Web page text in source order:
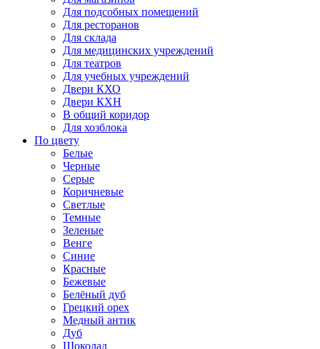
Для подсобных помещений
Для ресторанов
Для склада
Для медицинских учреждений
Для театров
Для учебных учреждений
Двери КХО
Двери КХН
В общий коридор
Для хозблока
По цвету
Белые
Черные
Серые
Коричневые
Светлые
Темные
Зеленые
Венге
Синие
Красные
Бежевые
Белёный дуб
Грецкий орех
Медный антик
Дуб
Шоколад